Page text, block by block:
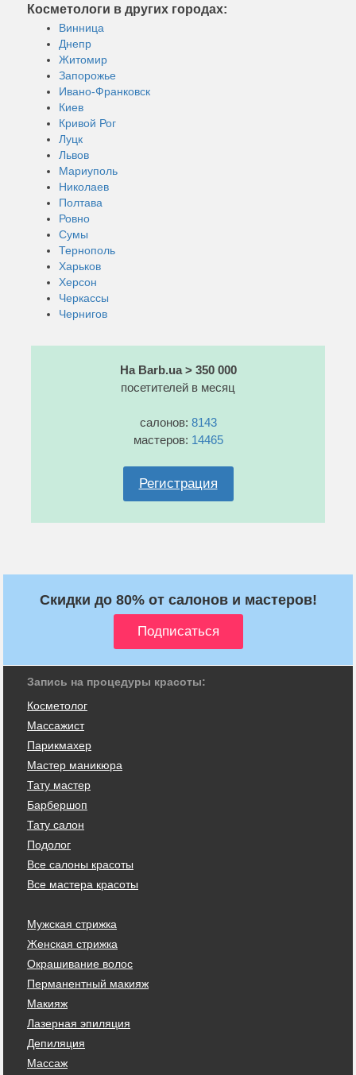
Косметологи в других городах:
Винница
Днепр
Житомир
Запорожье
Ивано-Франковск
Киев
Кривой Рог
Луцк
Львов
Мариуполь
Николаев
Полтава
Ровно
Сумы
Тернополь
Харьков
Херсон
Черкассы
Чернигов
На Barb.ua > 350 000
посетителей в месяц
салонов: 8143
мастеров: 14465
Регистрация
Скидки до 80% от салонов и мастеров!
Запись на процедуры красоты:
Косметолог
Массажист
Парикмахер
Мастер маникюра
Тату мастер
Барбершоп
Тату салон
Подолог
Все салоны красоты
Все мастера красоты
Мужская стрижка
Женская стрижка
Окрашивание волос
Перманентный макияж
Макияж
Лазерная эпиляция
Депиляция
Массаж